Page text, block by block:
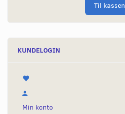
Til kassen
KUNDELOGIN
Min konto